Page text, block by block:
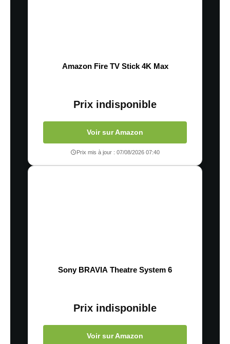
Amazon Fire TV Stick 4K Max
Prix indisponible
Voir sur Amazon
Prix mis à jour : 07/08/2026 07:40
Sony BRAVIA Theatre System 6
Prix indisponible
Voir sur Amazon